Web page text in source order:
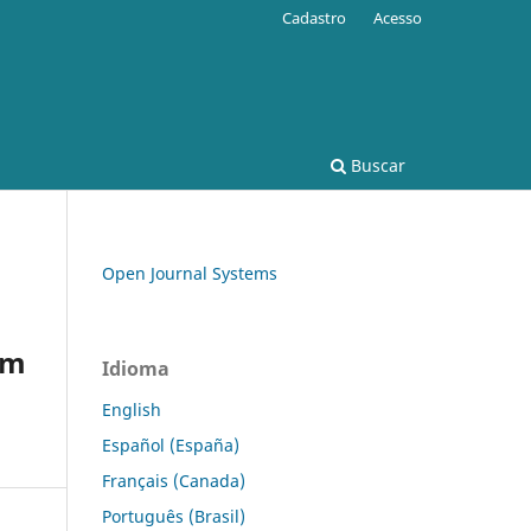
Buscar
Cadastro Acesso
Open Journal Systems
Idioma
English
Español (España)
Français (Canada)
Português (Brasil)